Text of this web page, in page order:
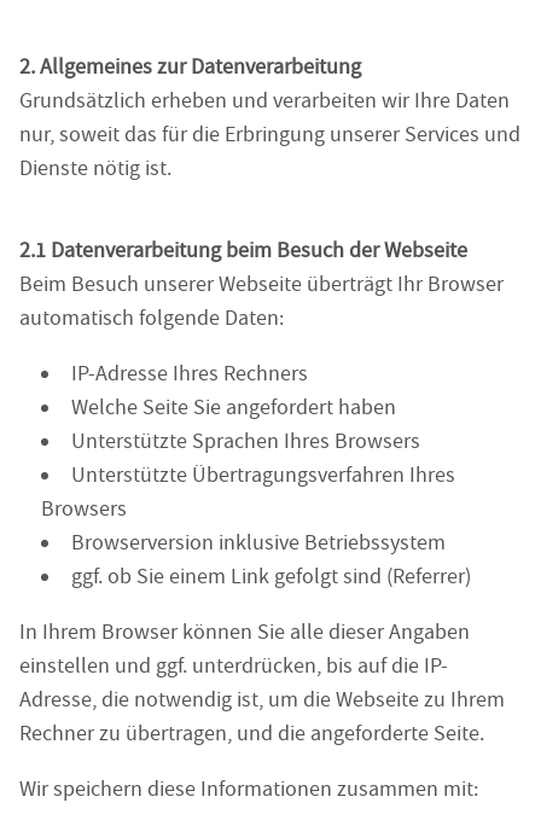
2. Allgemeines zur Datenverarbeitung
Grundsätzlich erheben und verarbeiten wir Ihre Daten
nur, soweit das für die Erbringung unserer Services und
Dienste nötig ist.
2.1 Datenverarbeitung beim Besuch der Webseite
Beim Besuch unserer Webseite überträgt Ihr Browser
automatisch folgende Daten:
IP-Adresse Ihres Rechners
Welche Seite Sie angefordert haben
Unterstützte Sprachen Ihres Browsers
Unterstützte Übertragungsverfahren Ihres
Browsers
Browserversion inklusive Betriebssystem
ggf. ob Sie einem Link gefolgt sind (Referrer)
In Ihrem Browser können Sie alle dieser Angaben
einstellen und ggf. unterdrücken, bis auf die IP-
Adresse, die notwendig ist, um die Webseite zu Ihrem
Rechner zu übertragen, und die angeforderte Seite.
Wir speichern diese Informationen zusammen mit: